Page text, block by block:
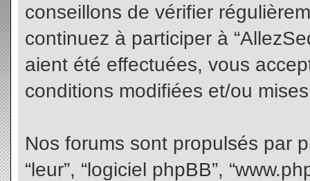
conseillons de vérifier
continuez à participer à
aient été effectuées, vous
conditions modifiées et/ou
Nos forums sont propulsés par
“leur”, “logiciel phpBB”,